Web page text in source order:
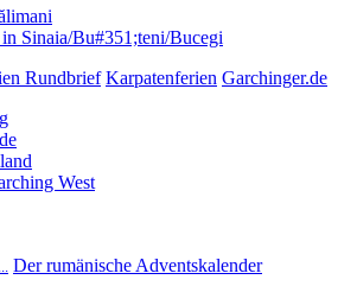
Sinaia/Bu#351;teni/Bucegi
Rundbrief Karpatenferien Garchinger.de
West
Der rumänische Adventskalender